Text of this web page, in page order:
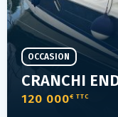
CRANCHI
120 000€ TTC
OCCASION